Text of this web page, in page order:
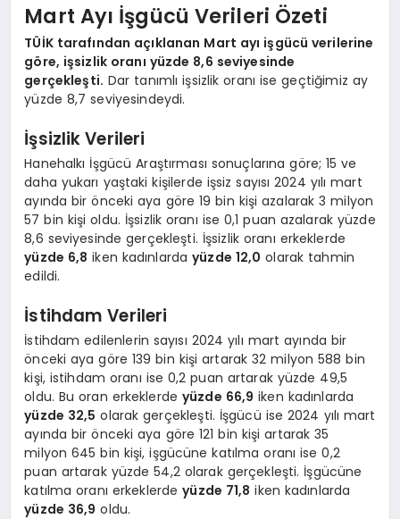
Mart Ayı İşgücü Verileri Özeti
TÜİK tarafından açıklanan Mart ayı işgücü verilerine
göre, işsizlik oranı yüzde 8,6 seviyesinde
gerçekleşti. Dar tanımlı işsizlik oranı ise geçtiğimiz ay
yüzde 8,7 seviyesindeydi.
İşsizlik Verileri
Hanehalkı İşgücü Araştırması sonuçlarına göre; 15 ve
daha yukarı yaştaki kişilerde işsiz sayısı 2024 yılı mart
ayında bir önceki aya göre 19 bin kişi azalarak 3 milyon
57 bin kişi oldu. İşsizlik oranı ise 0,1 puan azalarak yüzde
8,6 seviyesinde gerçekleşti. İşsizlik oranı erkeklerde
yüzde 6,8 iken kadınlardayüzde 12,0 olarak tahmin
edildi.
İstihdam Verileri
İstihdam edilenlerin sayısı 2024 yılı mart ayında bir
önceki aya göre 139 bin kişi artarak 32 milyon 588 bin
kişi, istihdam oranı ise 0,2 puan artarak yüzde 49,5
oldu. Bu oran erkeklerde yüzde 66,9 iken kadınlarda
yüzde 32,5 olarak gerçekleşti. İşgücü ise 2024 yılı mart
ayında bir önceki aya göre 121 bin kişi artarak 35
milyon 645 bin kişi, işgücüne katılma oranı ise 0,2
puan artarak yüzde 54,2 olarak gerçekleşti. İşgücüne
katılma oranı erkeklerdeyüzde 71,8 iken kadınlarda
yüzde 36,9 oldu.